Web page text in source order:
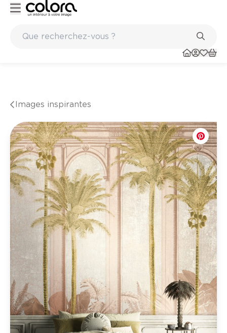
Images inspirantes